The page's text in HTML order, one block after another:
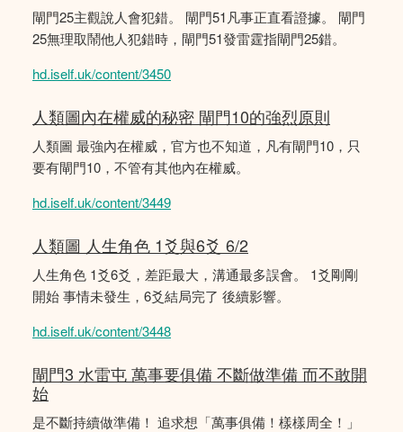
閘門25主觀說人會犯錯。 閘門51凡事正直看證據。 閘門
25無理取鬧他人犯錯時，閘門51發雷霆指閘門25錯。
hd.iself.uk/content/3450
人類圖內在權威的秘密 閘門10的強烈原則
人類圖 最強內在權威，官方也不知道，凡有閘門10，只
要有閘門10，不管有其他內在權威。
hd.iself.uk/content/3449
人類圖 人生角色 1爻與6爻 6/2
人生角色 1爻6爻，差距最大，溝通最多誤會。 1爻剛剛
開始 事情未發生，6爻結局完了 後續影響。
hd.iself.uk/content/3448
閘門3 水雷屯 萬事要俱備 不斷做準備 而不敢開
始
是不斷持續做準備！ 追求想「萬事俱備！樣樣周全！」